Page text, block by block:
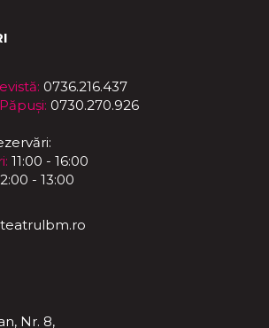
0736.216.437
0730.270.926
11:00 - 16:00
- 13:00
Nr. 8,